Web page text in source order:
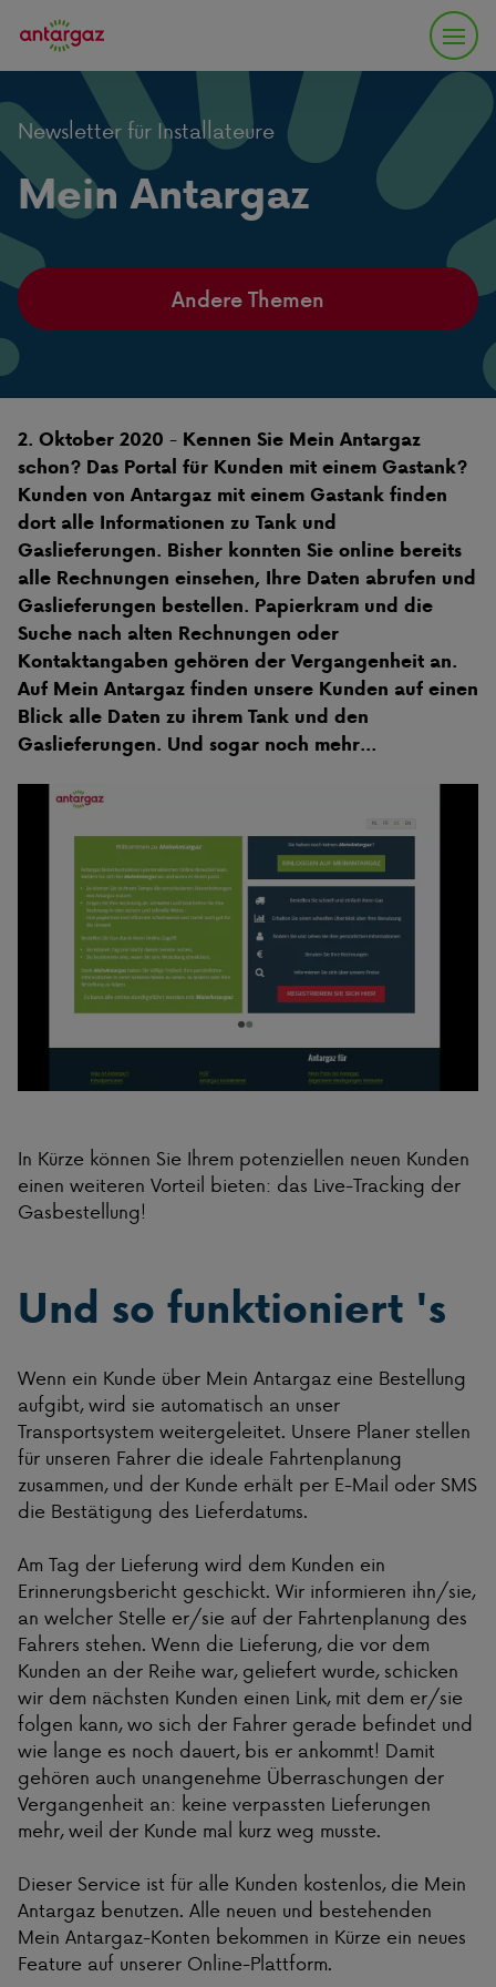
Newsletter für Installateure
Mein Antargaz
Andere Themen
2. Oktober 2020 - Kennen Sie Mein Antargaz
schon? Das Portal für Kunden mit einem Gastank?
Kunden von Antargaz mit einem Gastank finden
dort alle Informationen zu Tank und
Gaslieferungen. Bisher konnten Sie online bereits
alle Rechnungen einsehen, Ihre Daten abrufen und
Gaslieferungen bestellen. Papierkram und die
Suche nach alten Rechnungen oder
Kontaktangaben gehören der Vergangenheit an.
Auf Mein Antargaz finden unsere Kunden auf einen
Blick alle Daten zu ihrem Tank und den
Gaslieferungen. Und sogar noch mehr...
In Kürze können Sie Ihrem potenziellen neuen Kunden
einen weiteren Vorteil bieten: das Live-Tracking der
Gasbestellung!
Und so funktioniert 's
Wenn ein Kunde über Mein Antargaz eine Bestellung
aufgibt, wird sie automatisch an unser
Transportsystem weitergeleitet. Unsere Planer stellen
für unseren Fahrer die ideale Fahrtenplanung
zusammen, und der Kunde erhält per E-Mail oder SMS
die Bestätigung des Lieferdatums.
Am Tag der Lieferung wird dem Kunden ein
Erinnerungsbericht geschickt. Wir informieren ihn/sie,
an welcher Stelle er/sie auf der Fahrtenplanung des
Fahrers stehen. Wenn die Lieferung, die vor dem
Kunden an der Reihe war, geliefert wurde, schicken
wir dem nächsten Kunden einen Link, mit dem er/sie
folgen kann, wo sich der Fahrer gerade befindet und
wie lange es noch dauert, bis er ankommt! Damit
gehören auch unangenehme Überraschungen der
Vergangenheit an: keine verpassten Lieferungen
mehr, weil der Kunde mal kurz weg musste.
Dieser Service ist für alle Kunden kostenlos, die Mein
Antargaz benutzen. Alle neuen und bestehenden
Mein Antargaz-Konten bekommen in Kürze ein neues
Feature auf unserer Online-Plattform.